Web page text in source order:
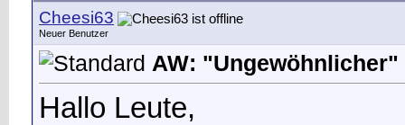
Cheesi63
Neuer Benutzer
AW: "Ungewöhnlicher"
Hallo Leute,